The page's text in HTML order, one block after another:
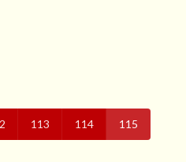
113 114 115